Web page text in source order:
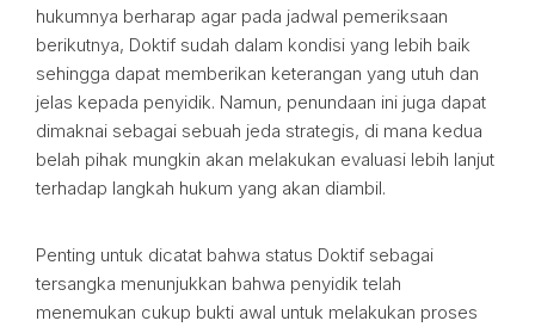
hukumnya berharap agar pada jadwal pemeriksaan
berikutnya, Doktif sudah dalam kondisi yang lebih baik
sehingga dapat memberikan keterangan yang utuh dan
jelas kepada penyidik. Namun, penundaan ini juga dapat
dimaknai sebagai sebuah jeda strategis, di mana kedua
belah pihak mungkin akan melakukan evaluasi lebih lanjut
terhadap langkah hukum yang akan diambil.
Penting untuk dicatat bahwa status Doktif sebagai
tersangka menunjukkan bahwa penyidik telah
menemukan cukup bukti awal untuk melakukan proses